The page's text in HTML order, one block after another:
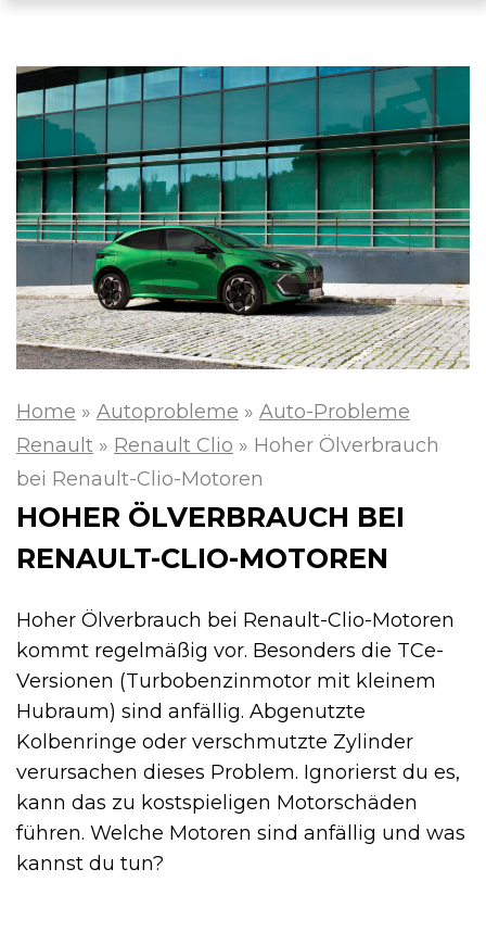
Home » Autoprobleme » Auto-Probleme
Renault » Renault Clio » Hoher Ölverbrauch
bei Renault-Clio-Motoren
HOHER ÖLVERBRAUCH BEI
RENAULT-CLIO-MOTOREN
Hoher Ölverbrauch bei Renault-Clio-Motoren
kommt regelmäßig vor. Besonders die TCe-
Versionen (Turbobenzinmotor mit kleinem
Hubraum) sind anfällig. Abgenutzte
Kolbenringe oder verschmutzte Zylinder
verursachen dieses Problem. Ignorierst du es,
kann das zu kostspieligen Motorschäden
führen. Welche Motoren sind anfällig und was
kannst du tun?